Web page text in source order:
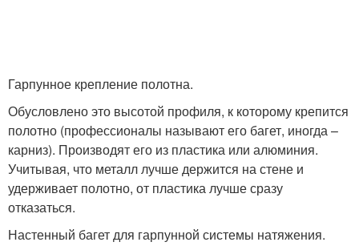
Гарпунное крепление полотна.
Обусловлено это высотой профиля, к которому крепится
полотно (профессионалы называют его багет, иногда –
карниз). Производят его из пластика или алюминия.
Учитывая, что металл лучше держится на стене и
удерживает полотно, от пластика лучше сразу
отказаться.
Настенный багет для гарпунной системы натяжения.